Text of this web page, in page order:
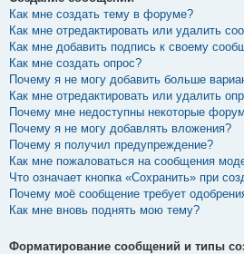
Как мне создать тему в форуме?
Как мне отредактировать или удалить
Как мне добавить подпись к своему
Как мне создать опрос?
Почему я не могу добавить больше
Как мне отредактировать или удалить
Почему мне недоступны некоторые
Почему я не могу добавлять вложения?
Почему я получил предупреждение?
Как мне пожаловаться на сообщения
Что означает кнопка «Сохранить» при
Почему моё сообщение требует
Как мне вновь поднять мою тему?
Форматирование сообщений и типы